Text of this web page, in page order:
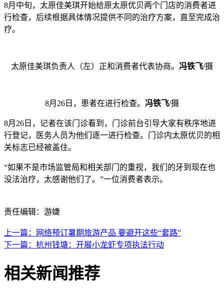
8月中旬，太原佳美琪开始给原太原优贝两个门店的消费者进
行检查，后续根据具体情况提供不同的治疗方案，直至完成治
疗。
太原佳美琪负责人（左）正和消费者代表协商。 冯铁飞/摄
8月26日，患者在进行检查。 冯铁飞/摄
8月26日，记者在该门诊看到，门诊前台引导大家有秩序地进
行登记，医务人员为他们逐一进行检查。门诊内太原优贝的相
关标志已经被盖住。
“如果不是市场监管局和相关部门的重视，我们的牙到现在也
没法治疗，太感谢他们了。”一位消费者表示。
责任编辑：游婕
上一篇：网络预订暑期旅游产品 要避开这些“套路”
下一篇：杭州钱塘：开展小龙虾专项执法行动
相关新闻推荐